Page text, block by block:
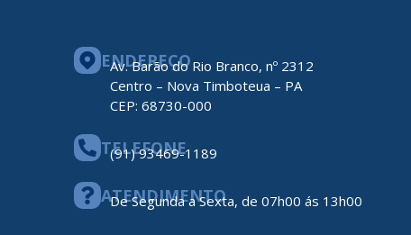
ENDEREÇO
Av. Barão do Rio Branco, nº 2312
Centro – Nova Timboteua – PA
CEP: 68730-000
TELEFONE
(91) 93469-1189
ATENDIMENTO
De Segunda a Sexta, de 07h00 ás 13h00